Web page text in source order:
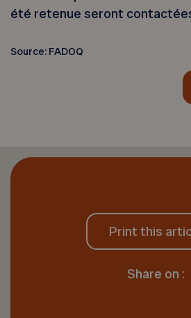
été retenue seront
Source: FADOQ
Print this
Share on :